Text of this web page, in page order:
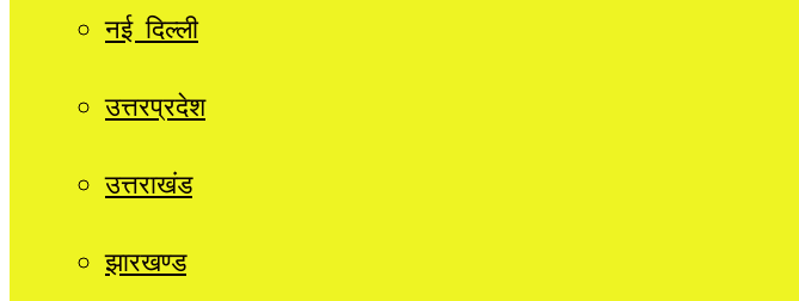
नई दिल्ली
उत्तरप्रदेश
उत्तराखंड
झारखण्ड